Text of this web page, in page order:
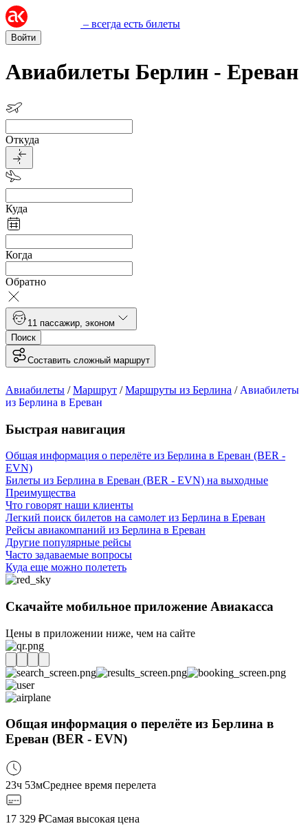
– всегда есть билеты
Войти
Авиабилеты Берлин - Ереван
Откуда
Куда
Когда
Обратно
1 1 пассажир эконом
Поиск
Составить сложный маршрут
Авиабилеты /Маршрут /Маршруты из Берлина / Авиабилеты
из Берлина в Ереван
Быстрая навигация
Общая информация о перелёте из Берлина в Ереван (BER -
EVN)
Билеты из Берлина в Ереван (BER - EVN) на выходные
Преимущества
Что говорят наши клиенты
Легкий поиск билетов на самолет из Берлина в Ереван
Рейсы авиакомпаний из Берлина в Ереван
Другие популярные рейсы
Часто задаваемые вопросы
Куда еще можно полететь
Скачайте мобильное приложение Авиакасса
Цены в приложении ниже, чем на сайте
Общая информация о перелёте из Берлина в
Ереван (BER - EVN)
23ч 53мСреднее время перелета
17 329 ₽Самая высокая цена